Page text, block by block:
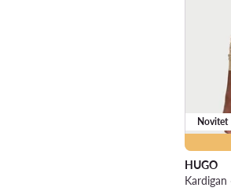
Novitet
HUGO
Kardigan